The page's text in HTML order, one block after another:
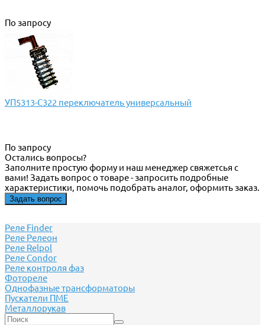
По запросу
УП5313-С322 переключатель универсальный
По запросу
Остались вопросы?
Заполните простую форму и наш менеджер свяжетсья с
вами! Задать вопрос о товаре - запросить подробные
характеристики, помочь подобрать аналог, оформить заказ.
Задать вопрос
Реле Finder
Реле Релеон
Реле Relpol
Реле Сondor
Реле контроля фаз
Фотореле
Однофазные трансформаторы
Пускатели ПМЕ
Металлорукав